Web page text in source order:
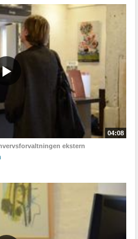
04:08
ekstern